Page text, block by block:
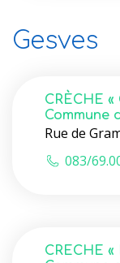
Gesves
CRÈCHE «
Commune
Rue de
083/
CRECHE